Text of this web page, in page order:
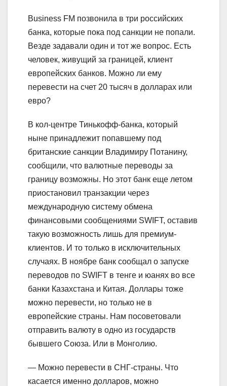
Business FM позвонила в три российских
банка, которые пока под санкции не попали.
Везде задавали один и тот же вопрос. Есть
человек, живущий за границей, клиент
европейских банков. Можно ли ему
перевести на счет 20 тысяч в долларах или
евро?
В кол-центре Тинькофф-банка, который
ныне принадлежит попавшему под
британские санкции Владимиру Потанину,
сообщили, что валютные переводы за
границу возможны. Но этот банк еще летом
приостановил транзакции через
международную систему обмена
финансовыми сообщениями SWIFT, оставив
такую возможность лишь для премиум-
клиентов. И то только в исключительных
случаях. В ноябре банк сообщал о запуске
переводов по SWIFT в тенге и юанях во все
банки Казахстана и Китая. Доллары тоже
можно перевести, но только не в
европейские страны. Нам посоветовали
отправить валюту в одно из государств
бывшего Союза. Или в Монголию.
— Можно перевести в СНГ-страны. Что
касается именно долларов, можно